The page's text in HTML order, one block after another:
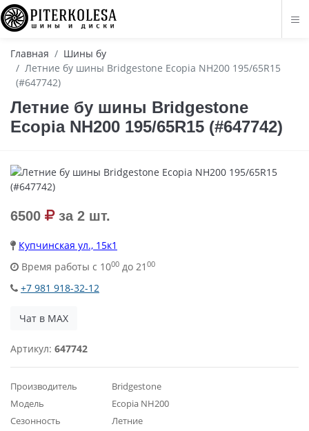
Главная
Шины бу
Летние бу шины Bridgestone Ecopia NH200 195/65R15
(#647742)
Летние бу шины Bridgestone
Ecopia NH200 195/65R15 (#647742)
6500 за 2 шт.
Купчинская ул., 15к1
Время работы с 1000 до 21 00
+7 981 918-32-12
Чат в MAX
Артикул: 647742
Производитель
Bridgestone
Модель
Ecopia NH200
Сезонность
Летние